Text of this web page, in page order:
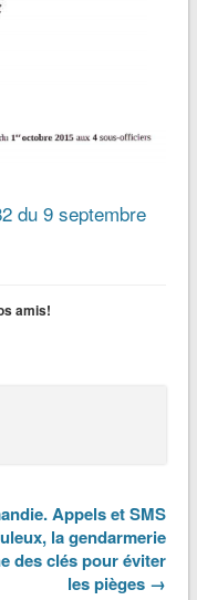
du 9 septembre
amis!
Appels et SMS
la gendarmerie
des clés pour éviter
les pièges →